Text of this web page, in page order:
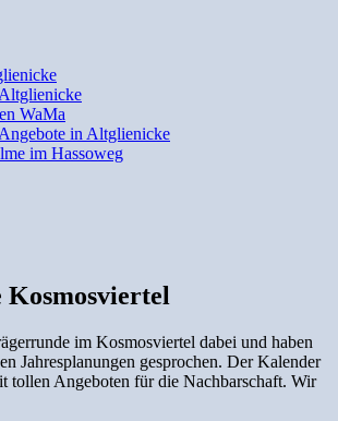
WaMa
in Altglienicke
im Hassoweg
im Kosmosviertel dabei und haben
Jahresplanungen gesprochen. Der Kalender
tollen Angeboten für die Nachbarschaft. Wir